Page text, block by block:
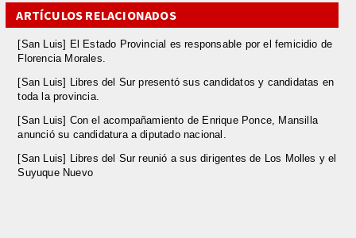
ARTÍCULOS RELACIONADOS
[San Luis] El Estado Provincial es responsable por el femicidio de
Florencia Morales.
[San Luis] Libres del Sur presentó sus candidatos y candidatas en
toda la provincia.
[San Luis] Con el acompañamiento de Enrique Ponce, Mansilla
anunció su candidatura a diputado nacional.
[San Luis] Libres del Sur reunió a sus dirigentes de Los Molles y el
Suyuque Nuevo